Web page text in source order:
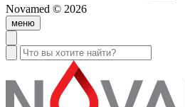
Novamed © 2026
меню